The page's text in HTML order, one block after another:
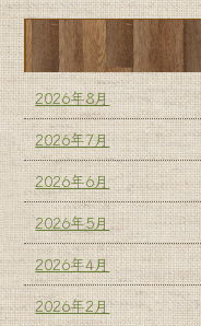
2026年8月
2026年7月
2026年6月
2026年5月
2026年4月
2026年2月